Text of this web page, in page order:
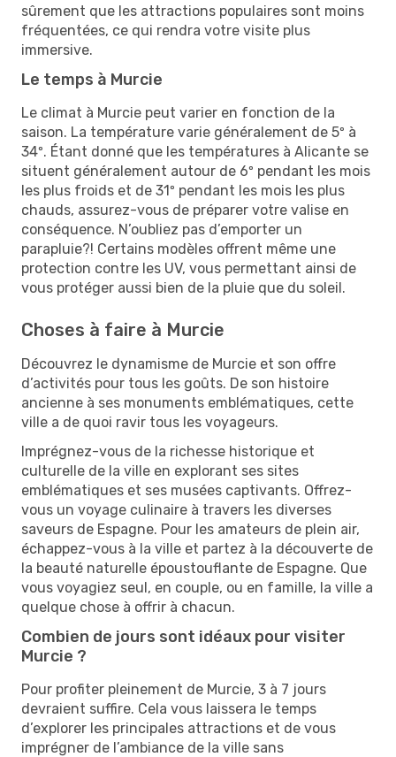
sûrement que les attractions populaires sont moins
fréquentées, ce qui rendra votre visite plus
immersive.
Le temps à Murcie
Le climat à Murcie peut varier en fonction de la
saison. La température varie généralement de 5º à
34º. Étant donné que les températures à Alicante se
situent généralement autour de 6º pendant les mois
les plus froids et de 31º pendant les mois les plus
chauds, assurez-vous de préparer votre valise en
conséquence. N’oubliez pas d’emporter un
parapluie?! Certains modèles offrent même une
protection contre les UV, vous permettant ainsi de
vous protéger aussi bien de la pluie que du soleil.
Choses à faire à Murcie
Découvrez le dynamisme de Murcie et son offre
d’activités pour tous les goûts. De son histoire
ancienne à ses monuments emblématiques, cette
ville a de quoi ravir tous les voyageurs.
Imprégnez-vous de la richesse historique et
culturelle de la ville en explorant ses sites
emblématiques et ses musées captivants. Offrez-
vous un voyage culinaire à travers les diverses
saveurs de Espagne. Pour les amateurs de plein air,
échappez-vous à la ville et partez à la découverte de
la beauté naturelle époustouflante de Espagne. Que
vous voyagiez seul, en couple, ou en famille, la ville a
quelque chose à offrir à chacun.
Combien de jours sont idéaux pour visiter
Murcie ?
Pour profiter pleinement de Murcie, 3 à 7 jours
devraient suffire. Cela vous laissera le temps
d’explorer les principales attractions et de vous
imprégner de l’ambiance de la ville sans